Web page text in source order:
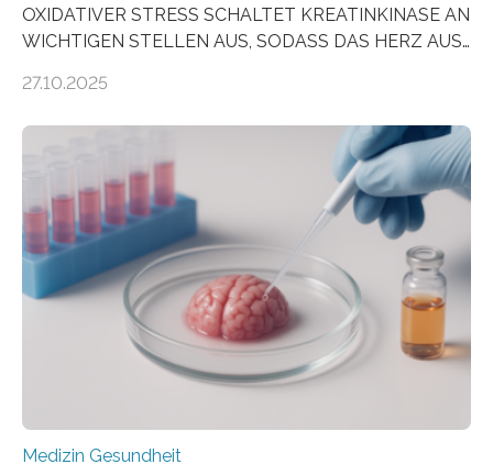
OXIDATIVER STRESS SCHALTET KREATINKINASE AN
WICHTIGEN STELLEN AUS, SODASS DAS HERZ AUS
aus dem Deutschen Zentrum für Herzinsuffizienz
im Journal Circulation, warum der Energietransport bei
der Hypertrophen Kardiomyopathie (HCM) versagen
kann und wie sich durch eine Verringerung der
Herzbelastung und des oxidativen Stresses
Rhythmusstörungen reduzieren lassen. Würzburg. Die
hypertrophe Kardiomyopathie (HCM) ist die häufigste
erblich bedingte Herzerkrankung. Sie führt dazu, dass
sich die linke Herzkammer verdickt, der Herzmuskel zu
stark kontrahiert…
27.10.2025
Medizin Gesundheit